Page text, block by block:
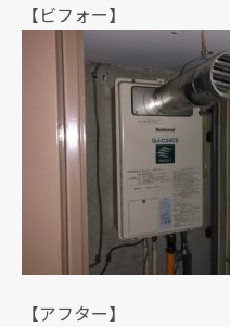
【ビフォー】
【アフター】